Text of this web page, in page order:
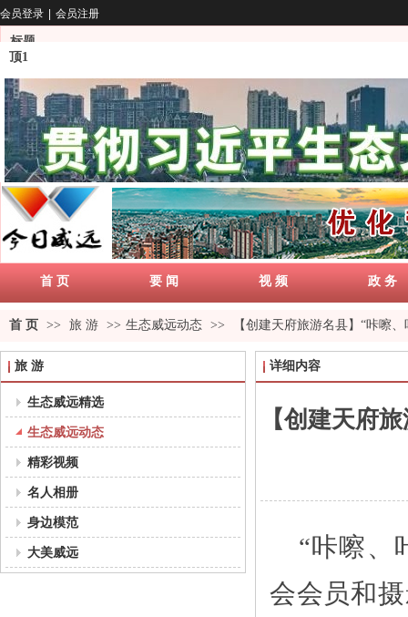
标题
顶1
会员登录 会员注册
首 页 要 闻 视 频 政 务
首 页 >> 旅 游 >> 生态威远动态 >> 【创建天府旅游名县】“咔嚓
旅 游
生态威远精选
生态威远动态
精彩视频
名人相册
身边模范
大美威远
详细内容
【创建天府
“咔嚓、
会会员和